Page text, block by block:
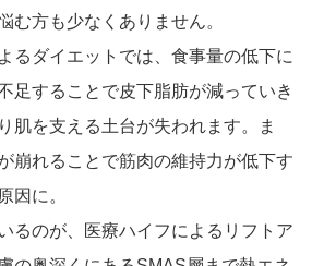
む方も少なくありません。
るダイエットでは、食事量の低下に
足することで皮下脂肪が減っていき
肌を支える土台が失われます。ま
崩れることで筋肉の維持力が低下す
因に。
るのが、医療ハイフによるリフトア